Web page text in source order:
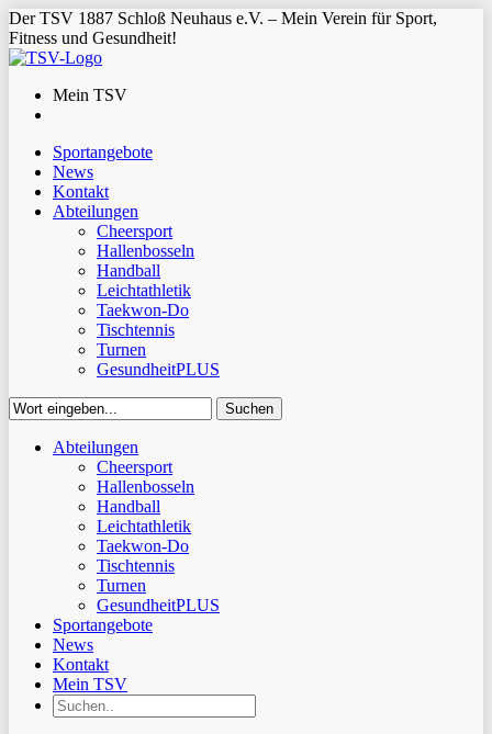
Der TSV 1887 Schloß Neuhaus e.V. – Mein Verein für Sport,
Fitness und Gesundheit!
Mein TSV
Sportangebote
News
Kontakt
Abteilungen
Cheersport
Hallenbosseln
Handball
Leichtathletik
Taekwon-Do
Tischtennis
Turnen
GesundheitPLUS
Suchen
SuchenAbteilungen
Cheersport
Hallenbosseln
Handball
Leichtathletik
Taekwon-Do
Tischtennis
Turnen
GesundheitPLUS
Sportangebote
News
Kontakt
Mein TSV